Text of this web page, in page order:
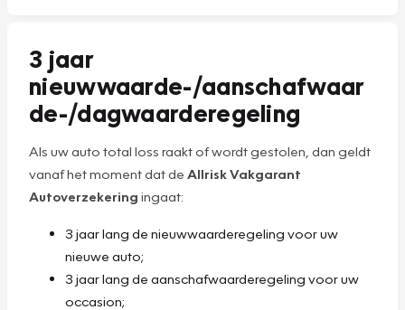
3 jaar
nieuwwaarde-/aanschafwaar
de-/dagwaarderegeling
Als uw auto total loss raakt of wordt gestolen, dan geldt
vanaf het moment dat de Allrisk Vakgarant
Autoverzekering ingaat:
3 jaar lang de nieuwwaarderegeling voor uw
nieuwe auto;
3 jaar lang de aanschafwaarderegeling voor uw
occasion;